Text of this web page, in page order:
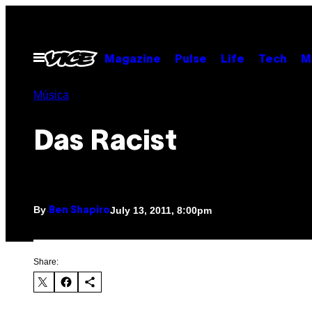
contentOpen
Menu
Magazine Pulse Life Tech
Música
Das Racist
By Ben ShapiroJuly 13, 2011, 8:00pm
Share: